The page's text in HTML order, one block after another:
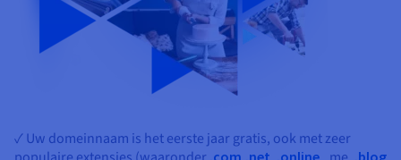
✓ Uw domeinnaam is het eerste jaar gratis, ook met zeer
.com .net .online .blog